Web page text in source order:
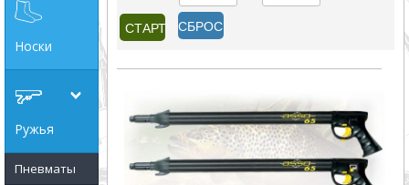
слова
Точное
Категории
Производитель
Носки
Ружья
Пневматы
СБРОС